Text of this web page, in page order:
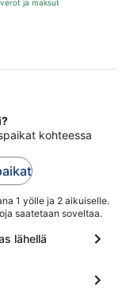
ja maksut
kohteessa
1 yölle ja 2 aikuiselle.
saatetaan soveltaa.
lähellä